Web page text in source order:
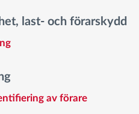
last- och förarskydd
av förare